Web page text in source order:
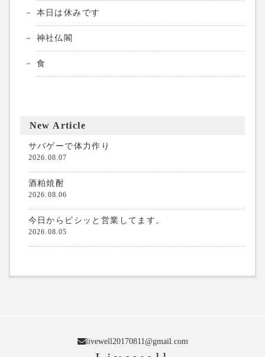
本日は休みです
神社仏閣
食
New Article
サバゲーで体力作り
2026.08.07
酒粕焼酎
2026.08.06
今日からビシッと営業してます。
2026.08.05
livewell20170811@gmail.com